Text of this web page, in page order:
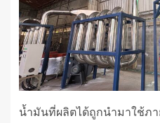
น้ำมันที่ผลิตได้ถูกนำมาใช้ภ